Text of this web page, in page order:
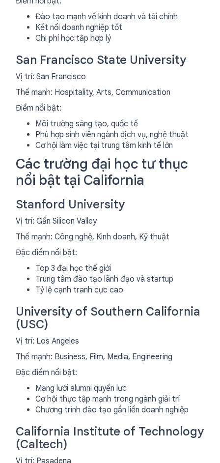
Đào tạo mạnh về kinh doanh và tài chính
Kết nối doanh nghiệp tốt
Chi phí học tập hợp lý
San Francisco State University
Vị trí: San Francisco
Thế mạnh: Hospitality, Arts, Communication
Điểm nổi bật:
Môi trường sáng tạo, quốc tế
Phù hợp sinh viên ngành dịch vụ, nghệ thuật
Cơ hội làm việc tại trung tâm kinh tế lớn
Các trường đại học tư thục
nổi bật tại California
Stanford University
Vị trí: Gần Silicon Valley
Thế mạnh: Công nghệ, Kinh doanh, Kỹ thuật
Đặc điểm nổi bật:
Top 3 đại học thế giới
Trung tâm đào tạo lãnh đạo và startup
Tỷ lệ cạnh tranh cực cao
University of Southern California
(USC)
Vị trí: Los Angeles
Thế mạnh: Business, Film, Media, Engineering
Đặc điểm nổi bật:
Mạng lưới alumni quyền lực
Cơ hội thực tập mạnh trong ngành giải trí
Chương trình đào tạo gắn liền doanh nghiệp
California Institute of Technology
(Caltech)